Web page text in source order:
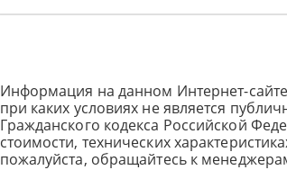
Информация на данном Интернет-
при каких условиях не является
Гражданского кодекса Российской
стоимости, технических
пожалуйста, обращайтесь к